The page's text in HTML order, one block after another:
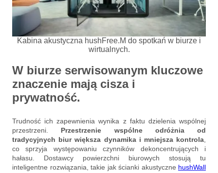
Kabina akustyczna hushFree.M do spotkań w biurze i
wirtualnych.
W biurze serwisowanym kluczowe
znaczenie mają cisza i
prywatność.
Trudność ich zapewnienia wynika z faktu dzielenia wspólnej
przestrzeni. Przestrzenie wspólne odróżnia od
tradycyjnych biur większa dynamika i mniejsza kontrola,
co sprzyja występowaniu czynników dekoncentrujących i
hałasu. Dostawcy powierzchni biurowych stosują tu
inteligentne rozwiązania, takie jak ścianki akustyczne hushWall